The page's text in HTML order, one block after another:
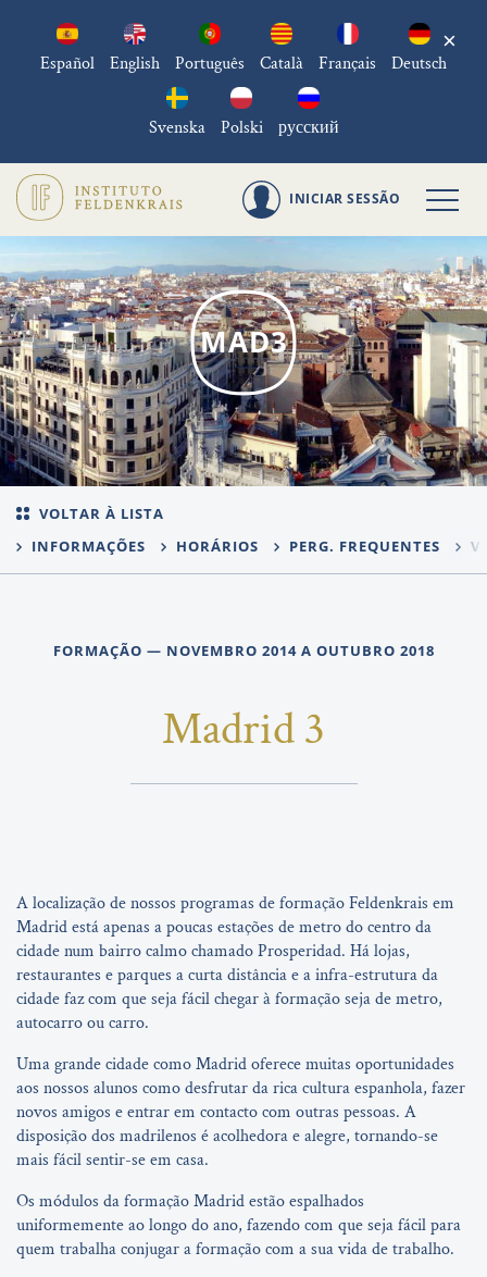
Español English Português Català Français Deutsch
Svenska Polski русский
×
INICIAR SESSÃO
MAD3
VOLTAR À LISTA
INFORMAÇÕES
HORÁRIOS PERG. FREQUENTES
FORMAÇÃO — NOVEMBRO 2014 A OUTUBRO 2018
Madrid 3
A localização de nossos programas de formação Feldenkrais em
Madrid está apenas a poucas estações de metro do centro da
cidade num bairro calmo chamado Prosperidad. Há lojas,
restaurantes e parques a curta distância e a infra-estrutura da
cidade faz com que seja fácil chegar à formação seja de metro,
autocarro ou carro.
Uma grande cidade como Madrid oferece muitas oportunidades
aos nossos alunos como desfrutar da rica cultura espanhola, fazer
novos amigos e entrar em contacto com outras pessoas. A
disposição dos madrilenos é acolhedora e alegre, tornando-se
mais fácil sentir-se em casa.
Os módulos da formação Madrid estão espalhados
uniformemente ao longo do ano, fazendo com que seja fácil para
quem trabalha conjugar a formação com a sua vida de trabalho.